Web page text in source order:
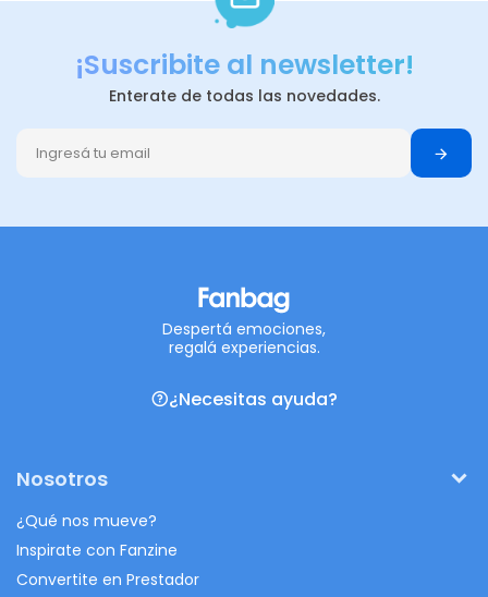
¡Suscribite al newsletter!
Enterate de todas las novedades.
Despertá emociones,
regalá experiencias.
¿Necesitas ayuda?
Nosotros
¿Qué nos mueve?
Inspirate con Fanzine
Convertite en Prestador